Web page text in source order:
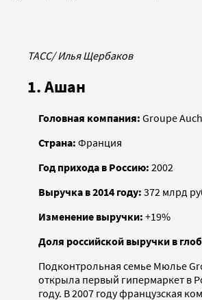
ТАСС/ Илья Щербаков
1. Ашан
Головная компания: Groupe
Страна: Франция
Год прихода в Россию: 2002
Выручка в 2014 году: 372 млрд
Изменение выручки: +19%
Доля российской выручки в
Подконтрольная семье Мюлье
открыла первый гипермаркет в
году. В 2007 году французская